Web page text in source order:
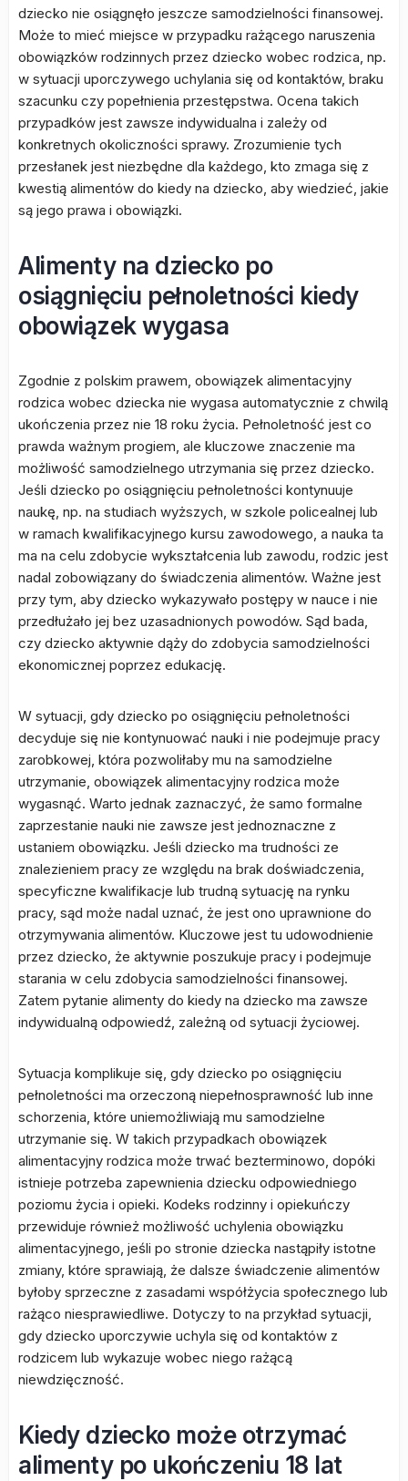
dziecko nie osiągnęło jeszcze samodzielności finansowej.
Może to mieć miejsce w przypadku rażącego naruszenia
obowiązków rodzinnych przez dziecko wobec rodzica, np.
w sytuacji uporczywego uchylania się od kontaktów, braku
szacunku czy popełnienia przestępstwa. Ocena takich
przypadków jest zawsze indywidualna i zależy od
konkretnych okoliczności sprawy. Zrozumienie tych
przesłanek jest niezbędne dla każdego, kto zmaga się z
kwestią alimentów do kiedy na dziecko, aby wiedzieć, jakie
są jego prawa i obowiązki.
Alimenty na dziecko po
osiągnięciu pełnoletności kiedy
obowiązek wygasa
Zgodnie z polskim prawem, obowiązek alimentacyjny
rodzica wobec dziecka nie wygasa automatycznie z chwilą
ukończenia przez nie 18 roku życia. Pełnoletność jest co
prawda ważnym progiem, ale kluczowe znaczenie ma
możliwość samodzielnego utrzymania się przez dziecko.
Jeśli dziecko po osiągnięciu pełnoletności kontynuuje
naukę, np. na studiach wyższych, w szkole policealnej lub
w ramach kwalifikacyjnego kursu zawodowego, a nauka ta
ma na celu zdobycie wykształcenia lub zawodu, rodzic jest
nadal zobowiązany do świadczenia alimentów. Ważne jest
przy tym, aby dziecko wykazywało postępy w nauce i nie
przedłużało jej bez uzasadnionych powodów. Sąd bada,
czy dziecko aktywnie dąży do zdobycia samodzielności
ekonomicznej poprzez edukację.
W sytuacji, gdy dziecko po osiągnięciu pełnoletności
decyduje się nie kontynuować nauki i nie podejmuje pracy
zarobkowej, która pozwoliłaby mu na samodzielne
utrzymanie, obowiązek alimentacyjny rodzica może
wygasnąć. Warto jednak zaznaczyć, że samo formalne
zaprzestanie nauki nie zawsze jest jednoznaczne z
ustaniem obowiązku. Jeśli dziecko ma trudności ze
znalezieniem pracy ze względu na brak doświadczenia,
specyficzne kwalifikacje lub trudną sytuację na rynku
pracy, sąd może nadal uznać, że jest ono uprawnione do
otrzymywania alimentów. Kluczowe jest tu udowodnienie
przez dziecko, że aktywnie poszukuje pracy i podejmuje
starania w celu zdobycia samodzielności finansowej.
Zatem pytanie alimenty do kiedy na dziecko ma zawsze
indywidualną odpowiedź, zależną od sytuacji życiowej.
Sytuacja komplikuje się, gdy dziecko po osiągnięciu
pełnoletności ma orzeczoną niepełnosprawność lub inne
schorzenia, które uniemożliwiają mu samodzielne
utrzymanie się. W takich przypadkach obowiązek
alimentacyjny rodzica może trwać bezterminowo, dopóki
istnieje potrzeba zapewnienia dziecku odpowiedniego
poziomu życia i opieki. Kodeks rodzinny i opiekuńczy
przewiduje również możliwość uchylenia obowiązku
alimentacyjnego, jeśli po stronie dziecka nastąpiły istotne
zmiany, które sprawiają, że dalsze świadczenie alimentów
byłoby sprzeczne z zasadami współżycia społecznego lub
rażąco niesprawiedliwe. Dotyczy to na przykład sytuacji,
gdy dziecko uporczywie uchyla się od kontaktów z
rodzicem lub wykazuje wobec niego rażącą
niewdzięczność.
Kiedy dziecko może otrzymać
alimenty po ukończeniu 18 lat